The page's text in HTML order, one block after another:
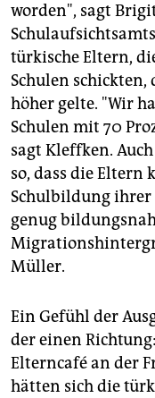
worden", sagt
türkische Eltern,
Schulen schickten,
höher gelte. "Wir
Schulen mit 70
sagt Kleffken.
so, dass die Eltern
Schulbildung
genug
Müller.
Ein Gefühl der
der einen
Elterncafé an der
hätten sich die